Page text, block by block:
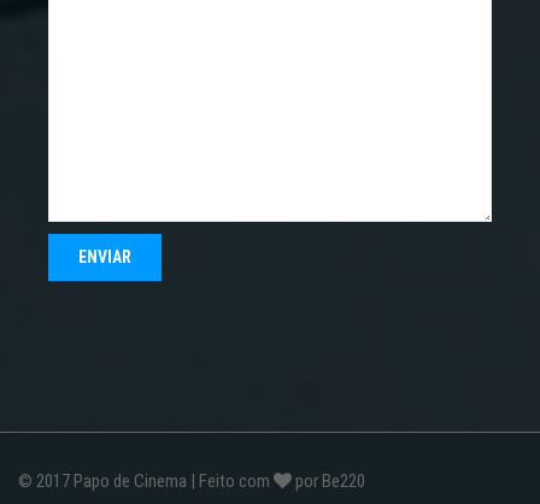
© 2017 Papo de Cinema | Feito com por Be220